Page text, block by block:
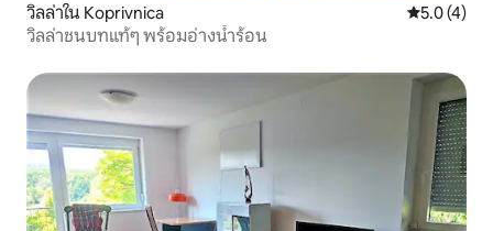
วิลล่าใน Koprivnica คะแนนเฉลี่
5.0 (4)
วิลล่าชนบทแท้ๆ พร้อมอ่างน้ำร้อน